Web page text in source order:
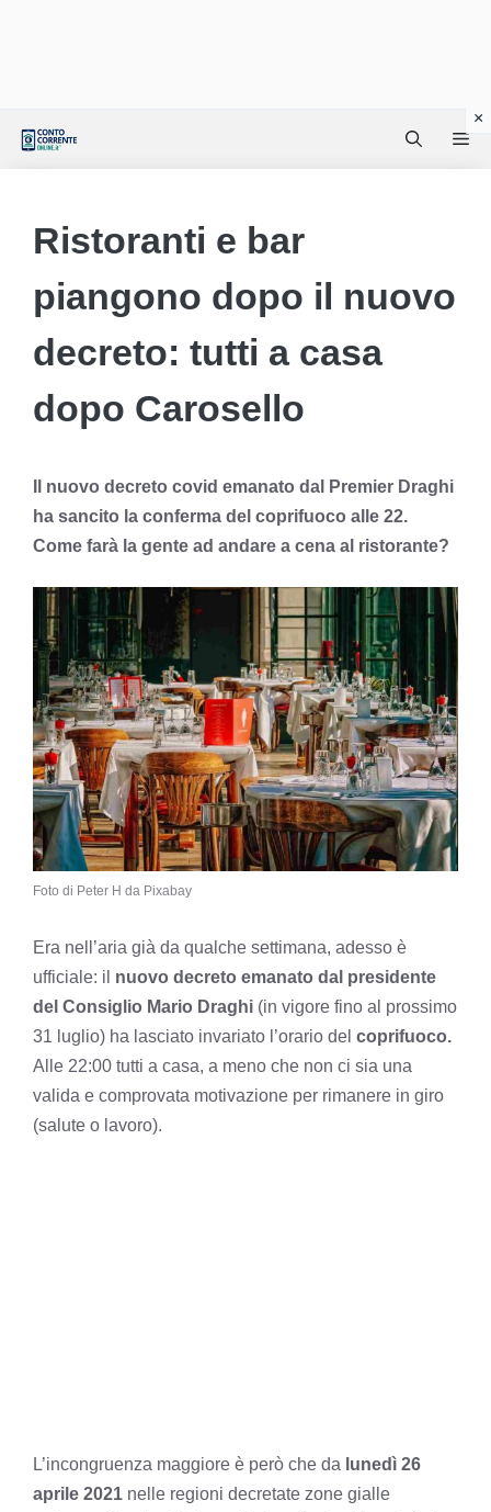
Ristoranti e bar
piangono dopo il nuovo
decreto: tutti a casa
dopo Carosello
Il nuovo decreto covid emanato dal Premier Draghi
ha sancito la conferma del coprifuoco alle 22.
Come farà la gente ad andare a cena al ristorante?
Foto di Peter H da Pixabay
Era nell’aria già da qualche settimana, adesso è
ufficiale: il nuovo decreto emanato dal presidente
del Consiglio Mario Draghi (in vigore fino al prossimo
31 luglio) ha lasciato invariato l’orario del coprifuoco.
Alle 22:00 tutti a casa, a meno che non ci sia una
valida e comprovata motivazione per rimanere in giro
(salute o lavoro).
L’incongruenza maggiore è però che da lunedì 26
aprile 2021 nelle regioni decretate zone gialle